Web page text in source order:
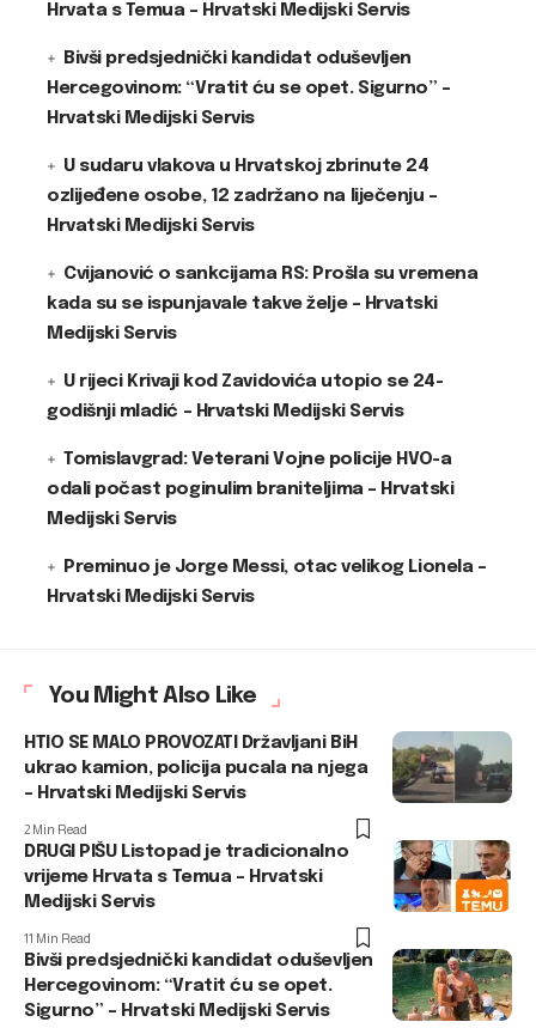
Hrvata s Temua – Hrvatski Medijski Servis
Bivši predsjednički kandidat oduševljen
Hercegovinom: “Vratit ću se opet. Sigurno” –
Hrvatski Medijski Servis
U sudaru vlakova u Hrvatskoj zbrinute 24
ozlijeđene osobe, 12 zadržano na liječenju –
Hrvatski Medijski Servis
Cvijanović o sankcijama RS: Prošla su vremena
kada su se ispunjavale takve želje – Hrvatski
Medijski Servis
U rijeci Krivaji kod Zavidovića utopio se 24-
godišnji mladić – Hrvatski Medijski Servis
Tomislavgrad: Veterani Vojne policije HVO-a
odali počast poginulim braniteljima – Hrvatski
Medijski Servis
Preminuo je Jorge Messi, otac velikog Lionela –
Hrvatski Medijski Servis
You Might Also Like
HTIO SE MALO PROVOZATI Državljani BiH
ukrao kamion, policija pucala na njega
– Hrvatski Medijski Servis
2 Min Read
DRUGI PIŠU Listopad je tradicionalno
vrijeme Hrvata s Temua – Hrvatski
Medijski Servis
11 Min Read
Bivši predsjednički kandidat oduševljen
Hercegovinom: “Vratit ću se opet.
Sigurno” – Hrvatski Medijski Servis